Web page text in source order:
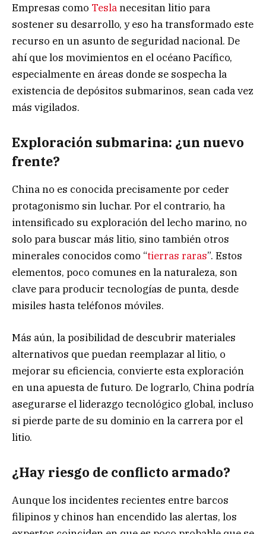
Empresas como Teslanecesitan litio para
sostener su desarrollo, y eso ha transformado este
recurso en un asunto de seguridad nacional. De
ahí que los movimientos en el océano Pacífico,
especialmente en áreas donde se sospecha la
existencia de depósitos submarinos, sean cada vez
más vigilados.
Exploración submarina: ¿un nuevo
frente?
China no es conocida precisamente por ceder
protagonismo sin luchar. Por el contrario, ha
intensificado su exploración del lecho marino, no
solo para buscar más litio, sino también otros
minerales conocidos como “tierras raras”. Estos
elementos, poco comunes en la naturaleza, son
clave para producir tecnologías de punta, desde
misiles hasta teléfonos móviles.
Más aún, la posibilidad de descubrir materiales
alternativos que puedan reemplazar al litio, o
mejorar su eficiencia, convierte esta exploración
en una apuesta de futuro. De lograrlo, China podría
asegurarse el liderazgo tecnológico global, incluso
si pierde parte de su dominio en la carrera por el
litio.
¿Hay riesgo de conflicto armado?
Aunque los incidentes recientes entre barcos
filipinos y chinos han encendido las alertas, los